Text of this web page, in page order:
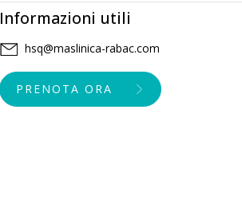
Informazioni utili
hsq@maslinica-rabac.com
PRENOTA ORA